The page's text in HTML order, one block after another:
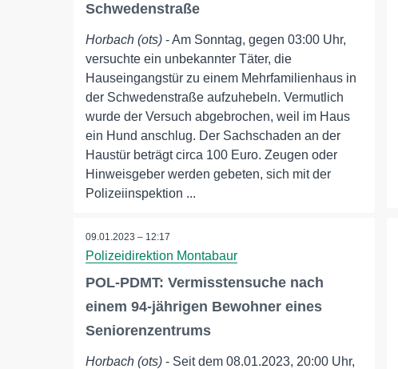
Schwedenstraße
Horbach (ots) - Am Sonntag, gegen 03:00 Uhr,
versuchte ein unbekannter Täter, die
Hauseingangstür zu einem Mehrfamilienhaus in
der Schwedenstraße aufzuhebeln. Vermutlich
wurde der Versuch abgebrochen, weil im Haus
ein Hund anschlug. Der Sachschaden an der
Haustür beträgt circa 100 Euro. Zeugen oder
Hinweisgeber werden gebeten, sich mit der
Polizeiinspektion ...
09.01.2023 – 12:17
Polizeidirektion Montabaur
POL-PDMT: Vermisstensuche nach
einem 94-jährigen Bewohner eines
Seniorenzentrums
Horbach (ots) - Seit dem 08.01.2023, 20:00 Uhr,